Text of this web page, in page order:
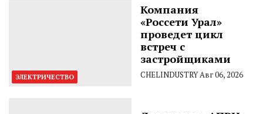
ЭЛЕКТРИЧЕСТВО
Компания
«Россети Урал»
проведет цикл
встреч с
застройщиками
CHELINDUSTRYАвг 06, 2026